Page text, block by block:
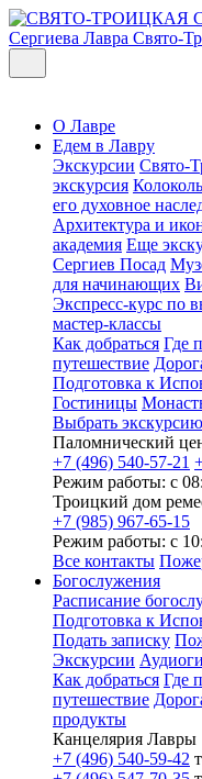
Сергиева Лавра Свято-
О Лавре
Едем в Лавру
Экскурсии Свято-
экскурсия
его духовное
Архитектура и
академия Еще
Сергиев Посад
для начинающих
Экспресс-курс по
мастер-классы
Как добраться Где
путешествие
Подготовка к
Гостиницы
Выбрать экскурсию
Паломнический
+7 (496) 540-57-21
Режим работы: с
Троицкий дом
+7 (985) 967-65-15
Режим работы: с
Все контакты
Богослужения
Расписание
Подготовка к
Подать записку
Экскурсии
Как добраться Где
путешествие
продукты
Канцелярия Лавры
+7 (496) 540-59-42